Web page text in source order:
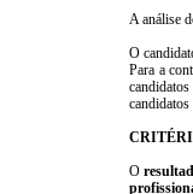
A análise
O
Para a
O